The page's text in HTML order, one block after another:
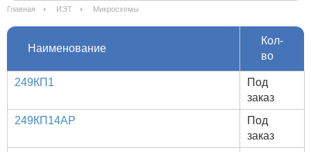
Главная ИЭТ Микросхемы
Наименование
Кол-
во
249КП1
Под
заказ
249КП14АР
Под
заказ